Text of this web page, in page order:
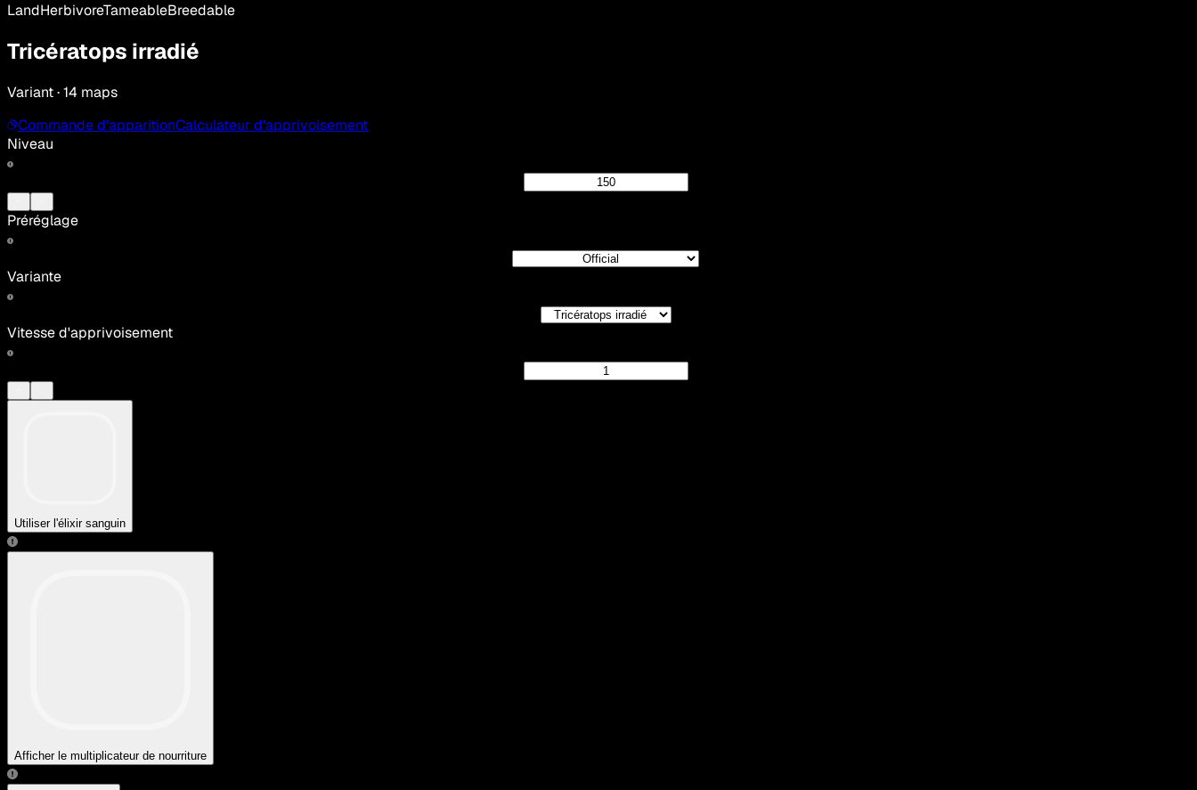
LandHerbivoreTameableBreedable
Tricératops irradié
Variant · 14 maps
Commande d'apparitionCalculateur d'apprivoisement
Niveau
Préréglage
Variante
Vitesse d'apprivoisement
Utiliser l'élixir sanguin
Afficher le multiplicateur de nourriture